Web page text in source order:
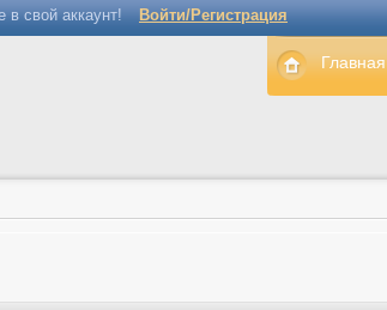
в свой аккаунт! Войти/Регистрация
Главная